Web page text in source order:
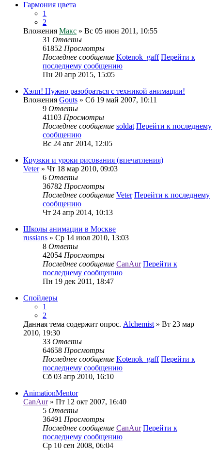
Гармония цвета
1
2
Вложения Макс » Вс 05 июн 2011, 10:55
31 Ответы
61852 Просмотры
Последнее сообщение Kotenok_gaff Перейти к
последнему сообщению
Пн 20 апр 2015, 15:05
Хэлп! Нужно разобраться с техникой анимации!
Вложения Gouts » Сб 19 май 2007, 10:11
9 Ответы
41103 Просмотры
Последнее сообщение soldat Перейти к последнему
сообщению
Вс 24 авг 2014, 12:05
Кружки и уроки рисования (впечатления)
Veter» Чт 18 мар 2010, 09:03
6 Ответы
36782 Просмотры
Последнее сообщение Veter Перейти к последнему
сообщению
Чт 24 апр 2014, 10:13
Школы анимации в Москве
russians » Ср 14 июл 2010, 13:03
8 Ответы
42054 Просмотры
Последнее сообщение CanAur Перейти к
последнему сообщению
Пн 19 дек 2011, 18:47
Спойлеры
1
2
Данная тема содержит опрос. Alchemist » Вт 23 мар
2010, 19:30
33 Ответы
64658 Просмотры
Последнее сообщение Kotenok_gaff Перейти к
последнему сообщению
Сб 03 апр 2010, 16:10
AnimationMentor
CanAur» Пт 12 окт 2007, 16:40
5 Ответы
36491 Просмотры
Последнее сообщение CanAur Перейти к
последнему сообщению
Ср 10 сен 2008, 06:04